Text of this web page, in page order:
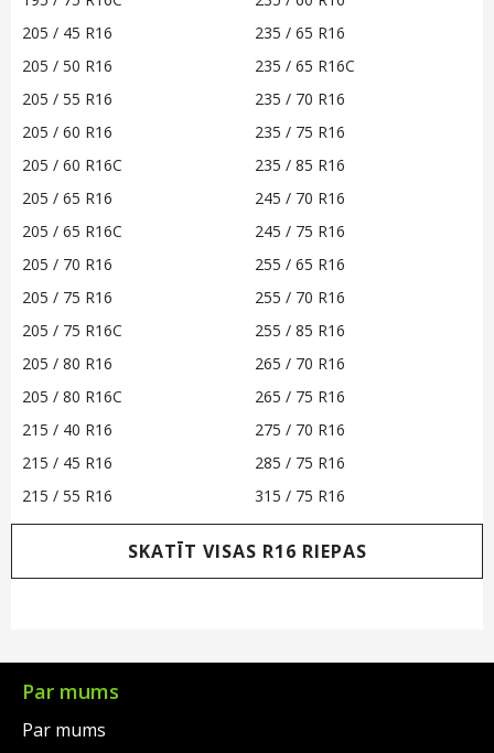
205 / 45 R16
205 / 50 R16
205 / 55 R16
205 / 60 R16
205 / 60 R16C
205 / 65 R16
205 / 65 R16C
205 / 70 R16
205 / 75 R16
205 / 75 R16C
205 / 80 R16
205 / 80 R16C
215 / 40 R16
215 / 45 R16
215 / 55 R16
235 / 65 R16
235 / 65 R16C
235 / 70 R16
235 / 75 R16
235 / 85 R16
245 / 70 R16
245 / 75 R16
255 / 65 R16
255 / 70 R16
255 / 85 R16
265 / 70 R16
265 / 75 R16
275 / 70 R16
285 / 75 R16
315 / 75 R16
SKATĪT VISAS R16 RIEPAS
Par mums
Par mums